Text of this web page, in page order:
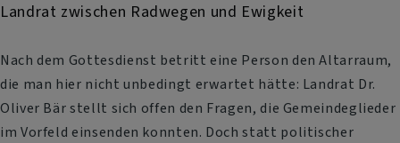
Landrat zwischen Radwegen und Ewigkeit
Nach dem Gottesdienst betritt eine Person den Altarraum,
die man hier nicht unbedingt erwartet hätte: Landrat Dr.
Oliver Bär stellt sich offen den Fragen, die Gemeindeglieder
im Vorfeld einsenden konnten. Doch statt politischer